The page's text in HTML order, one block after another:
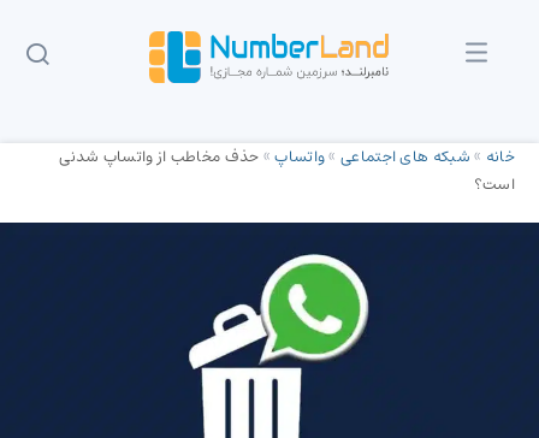
خانه »شبکه های اجتماعی»واتساپ»حذف مخاطب از واتساپ شدنی
است؟